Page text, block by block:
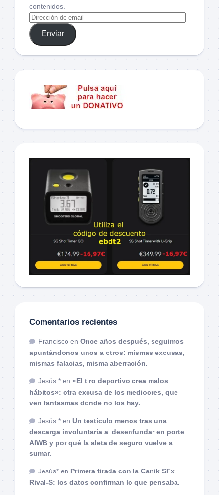
contenidos.
Enviar
Comentarios recientes
Francisco en Once años después, seguimos
apuntándonos unos a otros: mismas excusas,
mismas falacias, misma aberración.
Jesús * en «El tiro deportivo crea malos
hábitos»: otra excusa de los mediocres, que
ven fantasmas donde no los hay.
Jesús * en Un testículo menos tras una
descarga involuntaria al desenfundar en porte
AIWB y por qué la aleta de seguro vuelve a
sumar.
Jesús* en Primera tirada con la Canik SFx
Rival-S: los datos confirman lo que pensaba.